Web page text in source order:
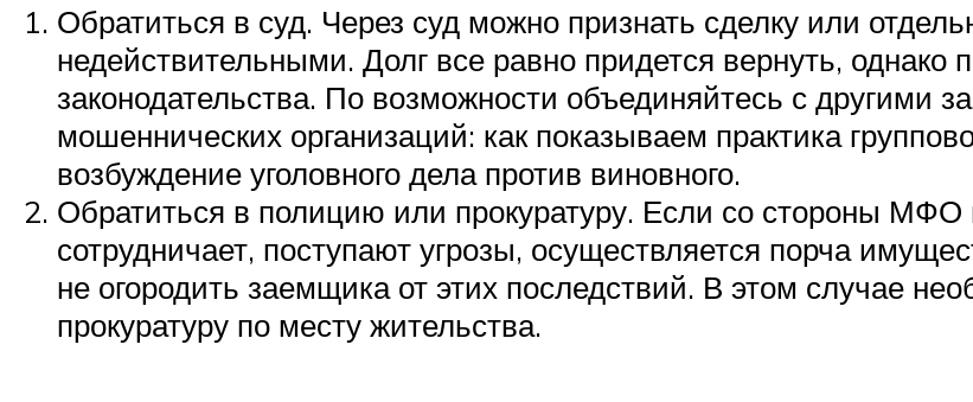
Обратиться в суд. Через суд можно признать сделку или
недействительными. Долг все равно придется вернуть,
законодательства. По возможности объединяйтесь с другими
мошеннических организаций: как показываем практика
возбуждение уголовного дела против виновного.
Обратиться в полицию или прокуратуру. Если со стороны МФО
сотрудничает, поступают угрозы, осуществляется порча
не огородить заемщика от этих последствий. В этом случае
прокуратуру по месту жительства.